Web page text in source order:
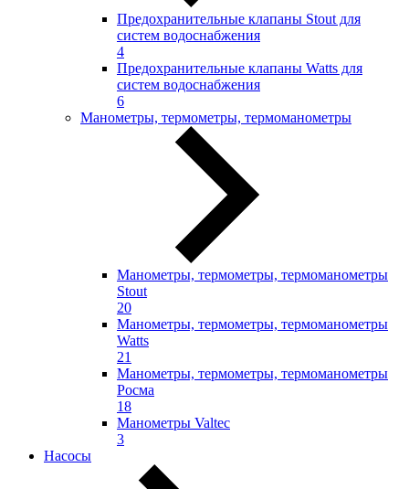
Предохранительные клапаны Stout для
систем водоснабжения
4
Предохранительные клапаны Watts для
систем водоснабжения
6
Манометры, термометры, термоманометры
Манометры, термометры, термоманометры
Stout
20
Манометры, термометры, термоманометры
Watts
21
Манометры, термометры, термоманометры
Росма
18
Манометры Valtec
3
Насосы